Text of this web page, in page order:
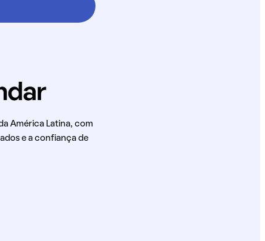
América Latina, com
e a confiança de